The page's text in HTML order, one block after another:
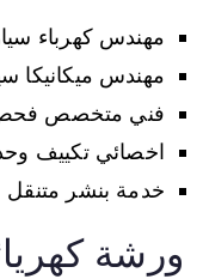
مهندس كهرباء
مهندس ميكانيكا
فني متخصص
اخصائي تكييف
خدمة بنشر متنقل
ورشة